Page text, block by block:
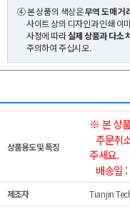
④ 본 상품의 색상은무역 도매 거
사이트 상의 디자인과 인쇄 이
사정에 따라실제 상품과 다소
주의하여 주십시오.
상품용도 및 특징
※ 본 상
주문취
주세요.
배송일
제조자
Tianjin